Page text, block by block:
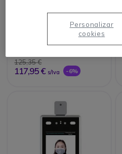
MyPBX Modulo S2
125,35 €
117,95 € s/Iva -6%
Personalizar
cookies